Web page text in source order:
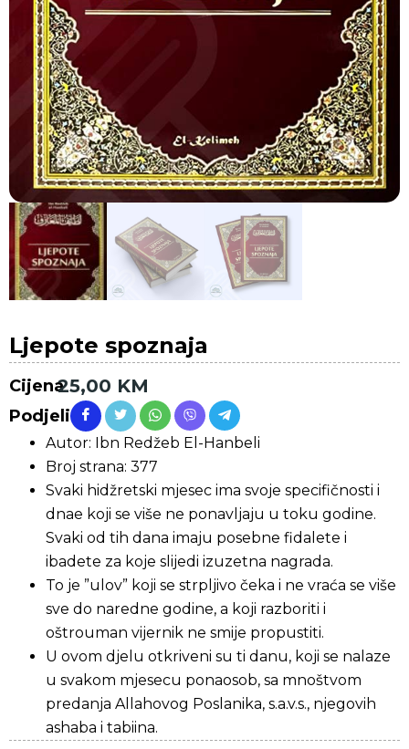
Ljepote spoznaja
Cijena25,00 KM
Podjeli
Autor: Ibn Redžeb El-Hanbeli
Broj strana: 377
Svaki hidžretski mjesec ima svoje specifičnosti i
dnae koji se više ne ponavljaju u toku godine.
Svaki od tih dana imaju posebne fidalete i
ibadete za koje slijedi izuzetna nagrada.
To je ”ulov” koji se strpljivo čeka i ne vraća se više
sve do naredne godine, a koji razboriti i
oštrouman vijernik ne smije propustiti.
U ovom djelu otkriveni su ti danu, koji se nalaze
u svakom mjesecu ponaosob, sa mnoštvom
predanja Allahovog Poslanika, s.a.v.s., njegovih
ashaba i tabiina.